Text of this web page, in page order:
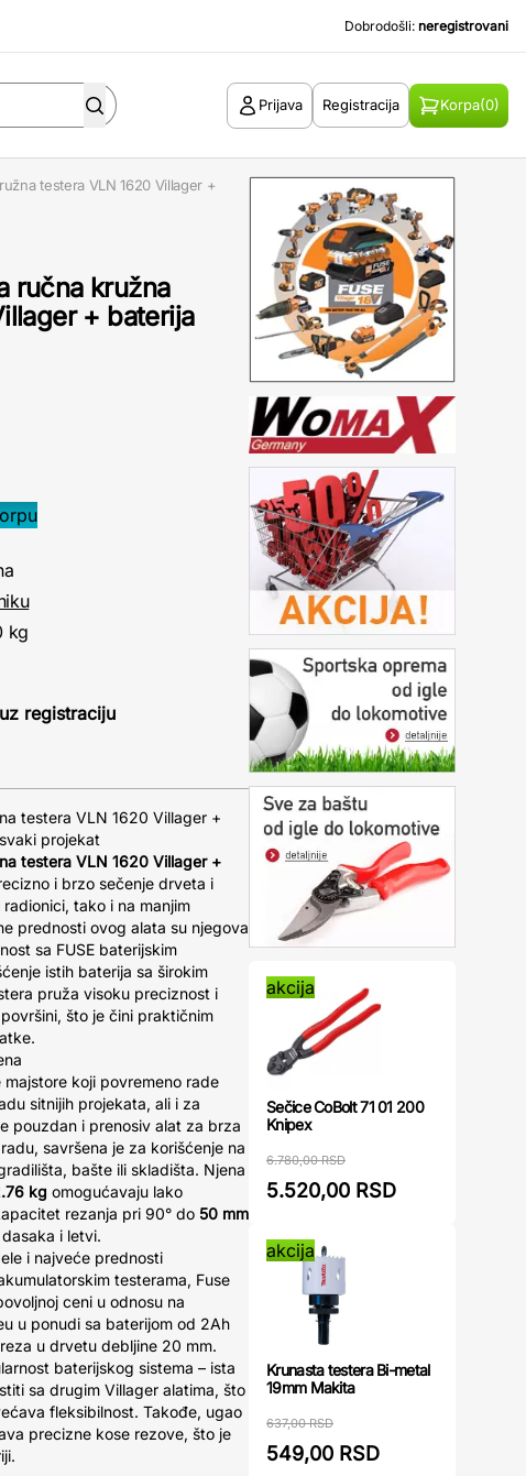
Dobrodošli: neregistrovani
Prijava Registracija Korpa(0)
testera VLN 1620 Villager +
ručna kružna
+ baterija
kg
registraciju
testera VLN 1620 Villager +
projekat
testera VLN 1620 Villager +
i brzo sečenje drveta i
tako i na manjim
prednosti ovog alata su njegova
sa FUSE baterijskim
istih baterija sa širokim
pruža visoku preciznost i
što je čini praktičnim
koji povremeno rade
sitnijih projekata, ali i za
pouzdan i prenosiv alat za brza
savršena je za korišćenje na
bašte ili skladišta. Njena
kg omogućavaju lako
rezanja pri 90° do 50 mm
i letvi.
i najveće prednosti
testerama, Fuse
ceni u odnosu na
u ponudi sa baterijom od 2Ah
reza u drvetu debljine 20 mm.
baterijskog sistema – ista
sa drugim Villager alatima, što
fleksibilnost. Takođe, ugao
precizne kose rezove, što je
akcija
Sečice CoBolt 71 01 200
Knipex
6.780,00 RSD
5.520,00 RSD
akcija
Krunasta testera Bi-metal
19mm Makita
637,00 RSD
549,00 RSD